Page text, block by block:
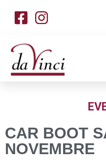
CAR BOOT
NOVEMBRE